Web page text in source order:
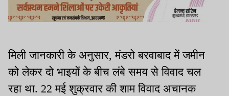
मिली जानकारी के अनुसार, मंडरो बरवाबाद में जमीन
को लेकर दो भाइयों के बीच लंबे समय से विवाद चल
रहा था. 22 मई शुक्रवार की शाम विवाद अचानक